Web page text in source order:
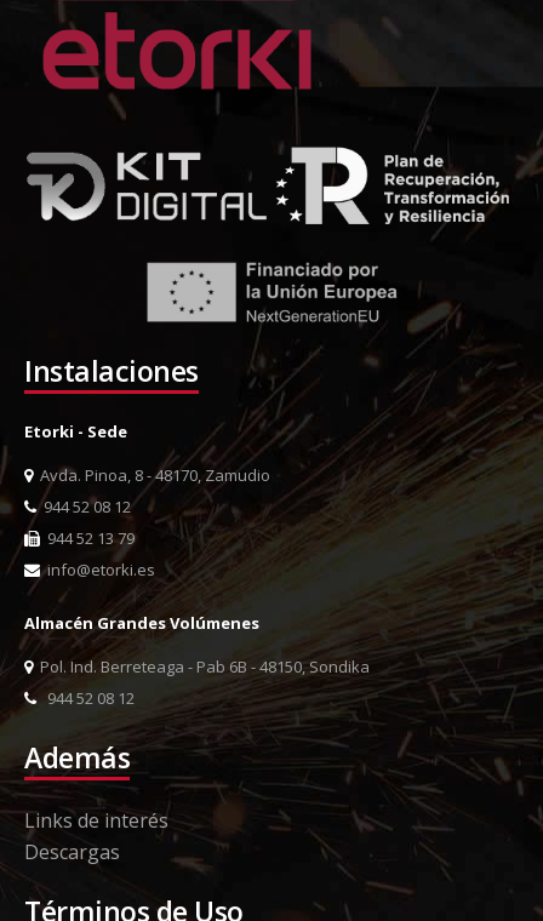
Instalaciones
Etorki - Sede
Avda. Pinoa, 8 - 48170, Zamudio
944 52 08 12
944 52 13 79
info@etorki.es
Almacén Grandes Volúmenes
Pol. Ind. Berreteaga - Pab 6B - 48150, Sondika
944 52 08 12
Además
Links de interés
Descargas
Términos de Uso